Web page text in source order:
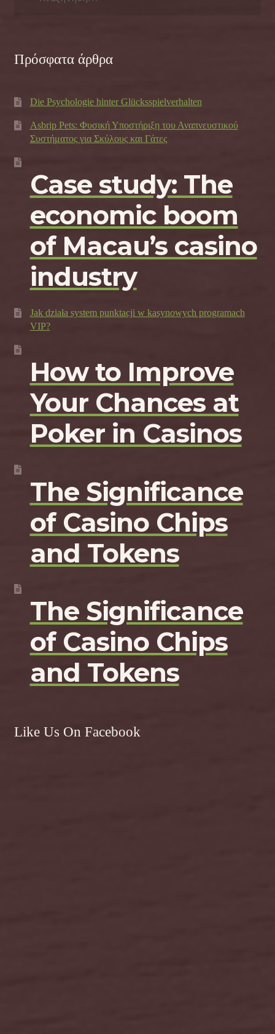
Πρόσφατα άρθρα
Die Psychologie hinter Glücksspielverhalten
Asbrip Pets: Φυσική Υποστήριξη του Αναπνευστικού
Συστήματος για Σκύλους και Γάτες
Case study: The
economic boom
of Macau’s casino
industry
Jak działa system punktacji w kasynowych programach
VIP?
How to Improve
Your Chances at
Poker in Casinos
The Significance
of Casino Chips
and Tokens
The Significance
of Casino Chips
and Tokens
Like Us On Facebook